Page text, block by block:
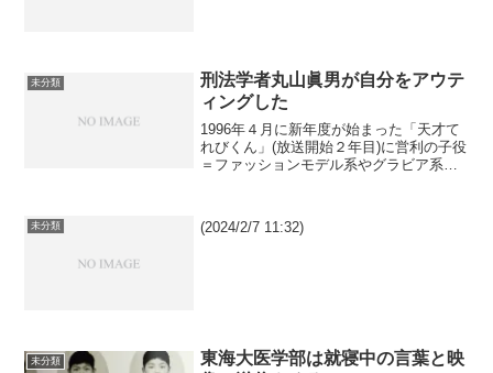
未分類
刑法学者丸山眞男が自分をアウテ
ィングした
1996年４月に新年度が始まった「天才て
れびくん」(放送開始２年目)に営利の子役
＝ファッションモデル系やグラビア系や
パソコン通信網の...
未分類 (2024/2/7 11:32)
未分類
東海大医学部は就寝中の言葉と映